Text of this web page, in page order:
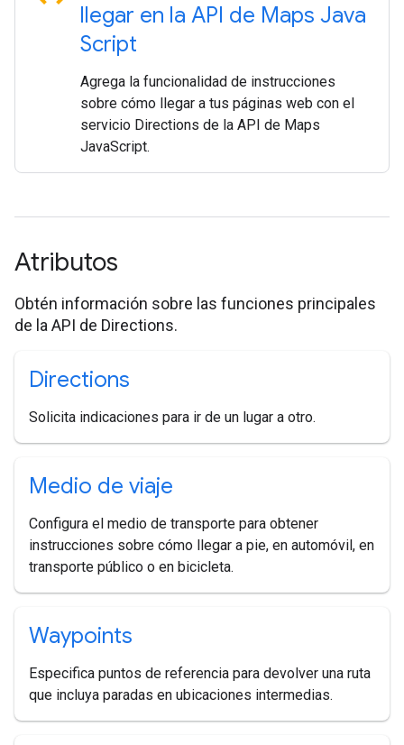
llegar en la API de Maps Java
Script
Agrega la funcionalidad de instrucciones
sobre cómo llegar a tus páginas web con el
servicio Directions de la API de Maps
JavaScript.
Atributos
Obtén información sobre las funciones principales
de la API de Directions.
Directions
Solicita indicaciones para ir de un lugar a otro.
Medio de viaje
Configura el medio de transporte para obtener
instrucciones sobre cómo llegar a pie, en automóvil, en
transporte público o en bicicleta.
Waypoints
Especifica puntos de referencia para devolver una ruta
que incluya paradas en ubicaciones intermedias.